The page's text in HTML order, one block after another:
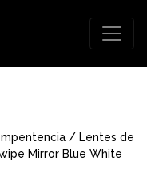
/ Lentes de
Mirror Blue White